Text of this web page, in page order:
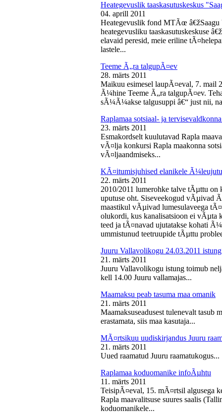
Heategevuslik taaskasutuskeskus
04. aprill 2011
Heategevuslik fond MTÃœ â€žSaagu
heategevusliku taaskasutuskeskuse
elavaid peresid, meie eriline
lastele...
Teeme Ã„ra talgupÃ¤ev
28. märts 2011
Maikuu esimesel laupÃ¤eval, 7.
Ã¼hine Teeme Ã„ra talgupÃ¤ev.
sÃ¼Ã¼akse talgusuppi â€“ just nii,
Raplamaa sotsiaal- ja
23. märts 2011
Esmakordselt kuulutavad Rapla
vÃ¤lja konkursi Rapla maakonna
vÃ¤ljaandmiseks...
KÃ¤itumisjuhised elanikele
22. märts 2011
2010/2011 lumerohke talve tÃµttu on
uputuse oht. Siseveekogud vÃµivad
maastikul vÃµivad lumesulaveega
olukordi, kus kanalisatsioon ei vÃµta
teed ja tÃ¤navad ujutatakse kohati
ummistunud teetruupide tÃµttu
Juuru Vallavolikogu 24.03.2011 istung
21. märts 2011
Juuru Vallavolikogu istung toimub
kell 14.00 Juuru vallamajas...
Maamaksu peab tasuma maa omanik
21. märts 2011
Maamaksuseadusest tulenevalt tasub
erastamata, siis maa kasutaja...
MÃ¤rtsikuu uudiskirjandus Juuru
21. märts 2011
Uued raamatud Juuru raamatukogus...
Raplamaa koduomanike infoÃµhtu
11. märts 2011
TeisipÃ¤eval, 15. mÃ¤rtsil algusega
Rapla maavalitsuse suures saalis
koduomanikele...